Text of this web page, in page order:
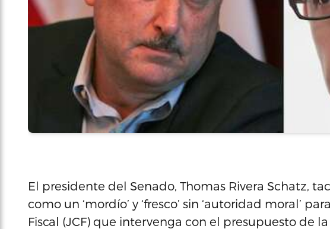
El presidente del Senado, Thomas Rivera Schatz,
como un ‘mordío’ y ‘fresco’ sin ‘autoridad moral’
Fiscal (JCF) que intervenga con el presupuesto de